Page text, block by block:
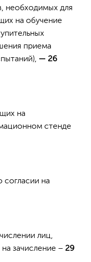
необходимых для
на обучение
приема
— 26
на
стенде
согласии на
лиц,
зачисление – 29